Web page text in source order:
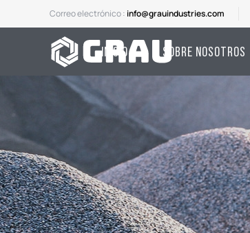
Correo electrónico : info@grauindustries.com
INICIO SOBRE NOSOTROS